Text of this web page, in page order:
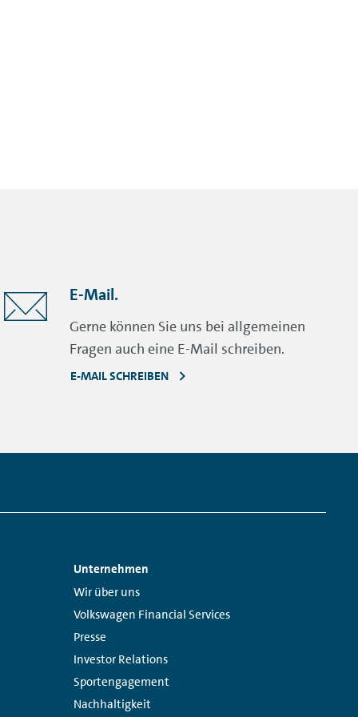
E-Mail.
Gerne können Sie uns bei allgemeinen
Fragen auch eine E-Mail schreiben.
E-MAIL SCHREIBEN
Unternehmen
Links:
Wir über uns
Volkswagen Financial Services
Presse
Investor Relations
Sportengagement
Nachhaltigkeit